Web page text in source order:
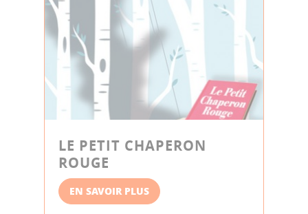
LE PETIT CHAPERON
ROUGE
EN SAVOIR PLUS